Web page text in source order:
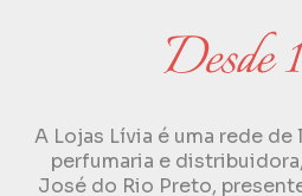
A Lojas Lívia é uma rede
perfumaria e
José do Rio Preto,